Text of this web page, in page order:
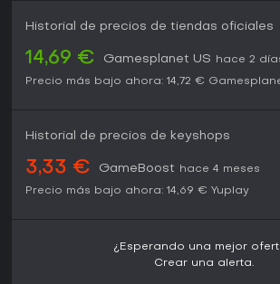
Historial de precios de tiendas oficiales
14,69 € Gamesplanet US
hace 2
Precio más bajo ahora: 14,72 €
Historial de precios de keyshops
3,33 € GameBoost
hace 4 meses
Precio más bajo ahora: 14,69 € Yuplay
¿Esperando una mejor
Crear una alerta.